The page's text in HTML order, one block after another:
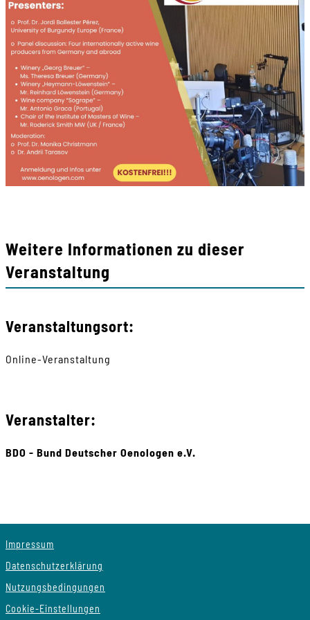
Weitere Informationen zu dieser
Veranstaltung
Veranstaltungsort:
Online-Veranstaltung
Veranstalter:
BDO - Bund Deutscher Oenologen e.V.
Impressum
Datenschutzerklärung
Nutzungsbedingungen
Cookie-Einstellungen